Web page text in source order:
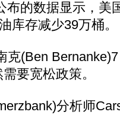
的数据显示，美
库存减少39万桶。
(Ben Bernanke)7
要宽松政策。
分析师